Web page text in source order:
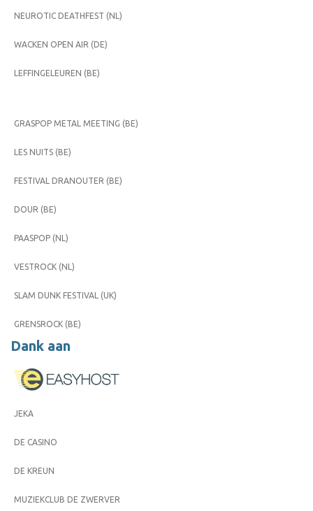
NEUROTIC DEATHFEST (NL)
WACKEN OPEN AIR (DE)
LEFFINGELEUREN (BE)
GRASPOP METAL MEETING (BE)
LES NUITS (BE)
FESTIVAL DRANOUTER (BE)
DOUR (BE)
PAASPOP (NL)
VESTROCK (NL)
SLAM DUNK FESTIVAL (UK)
GRENSROCK (BE)
Dank aan
JEKA
DE CASINO
DE KREUN
MUZIEKCLUB DE ZWERVER